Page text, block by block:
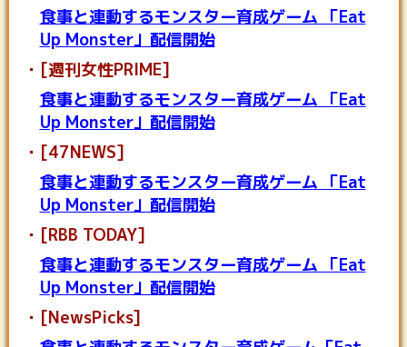
食事と連動するモンスター育成ゲーム 「Eat
Up Monster」配信開始
[週刊女性PRIME]
食事と連動するモンスター育成ゲーム 「Eat
Up Monster」配信開始
[47NEWS]
食事と連動するモンスター育成ゲーム 「Eat
Up Monster」配信開始
[RBB TODAY]
食事と連動するモンスター育成ゲーム 「Eat
Up Monster」配信開始
[NewsPicks]